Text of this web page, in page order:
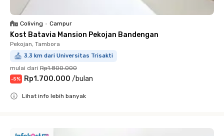
Coliving • Campur
Kost Batavia Mansion Pekojan Bandengan
Pekojan, Tambora
3.3 km dari Universitas Trisakti
mulai dari Rp1.800.000
-5% Rp1.700.000 /bulan
Lihat info lebih banyak